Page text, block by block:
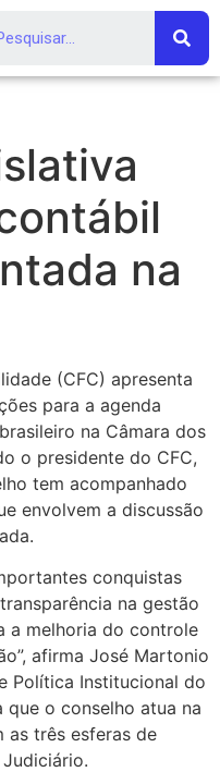
na
(CFC) apresenta
para a agenda
na Câmara dos
o presidente do CFC,
tem acompanhado
envolvem a discussão
conquistas
na gestão
a melhoria do controle
afirma José Martonio
Política Institucional do
que o conselho atua na
as três esferas de